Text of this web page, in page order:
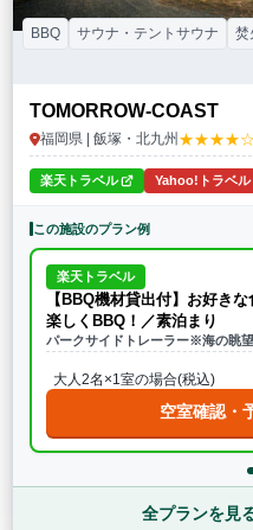
TOMORROW-COAST
福岡県 | 飯塚・北九州 ★★★★☆
BBQ サウナ・テントサウナ 焚
楽天トラベル Yahoo!トラベル
この施設のプラン例
楽天トラベル
【BBQ機材貸出付】お好き
楽しくBBQ！／素泊まり
パークサイドトレーラー※海の眺
大人2名×1室の場合(税込)
空室確認・
全プランを見